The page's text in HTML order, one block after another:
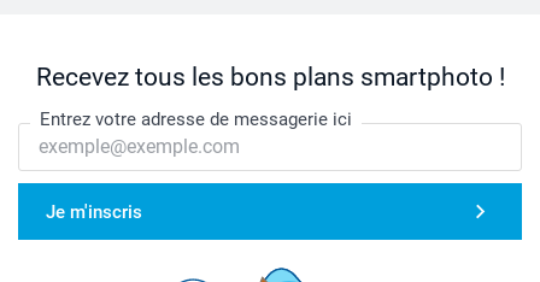
Recevez tous les bons plans smartphoto !
Entrez votre adresse de messagerie ici
Je m'inscris